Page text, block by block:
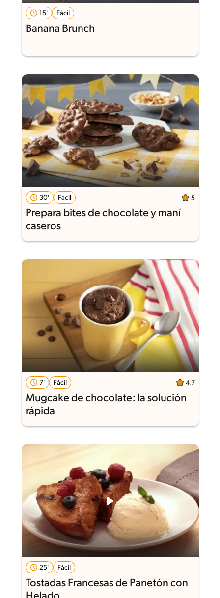
15' Fácil
Banana Brunch
30' Fácil 5
Prepara bites de chocolate y maní
caseros
7' Fácil 4.7
Mugcake de chocolate: la solución
rápida
25' Fácil
Tostadas Francesas de Panetón con